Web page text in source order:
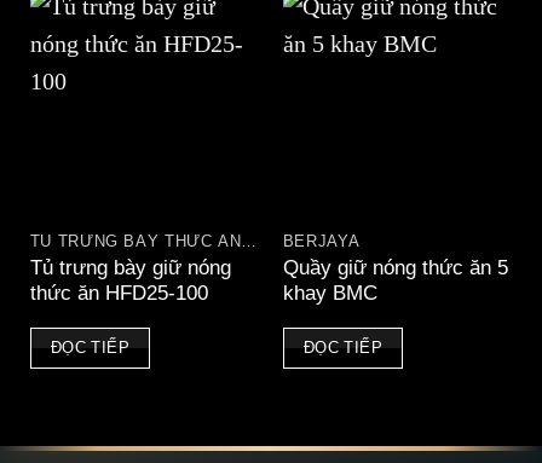
Tủ trưng bày giữ nóng
thức ăn HFD25-100
ĐỌC TIẾP
BERJAYA
Quầy giữ nóng thức ăn 5
khay BMC
ĐỌC TIẾP